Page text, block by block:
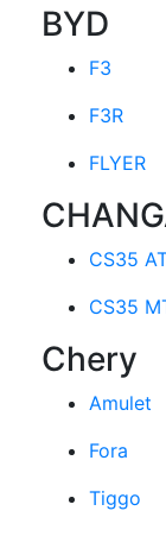
BYD
F3
F3R
FLYER
CS35
CS35
Chery
Amulet
Fora
Tiggo